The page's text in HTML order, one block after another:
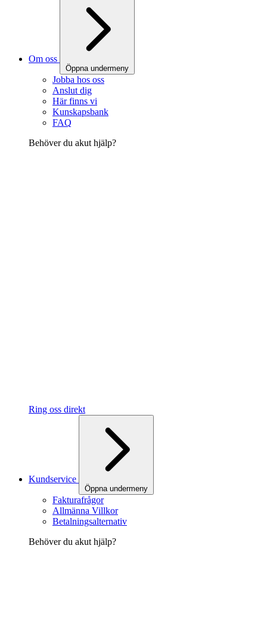
Om oss
Öppna undermeny
Jobba hos oss
Anslut dig
Här finns vi
Kunskapsbank
FAQ
Behöver du akut hjälp?
Ring oss direkt
Kundservice
Öppna undermeny
Fakturafrågor
Allmänna Villkor
Betalningsalternativ
Behöver du akut hjälp?